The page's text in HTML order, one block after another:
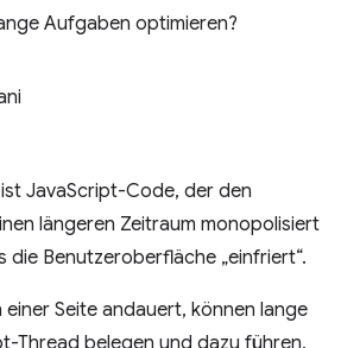
Aufgaben optimieren?
ist JavaScript-Code, der den
längeren Zeitraum monopolisiert
die Benutzeroberfläche „einfriert“.
Seite andauert, können lange
Thread belegen und dazu führen,